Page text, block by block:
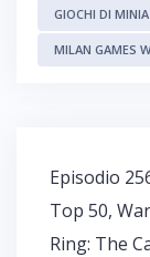
GIOCHI DI
MILAN GAMES
articoli
Episodio
Top 50,
Ring: The